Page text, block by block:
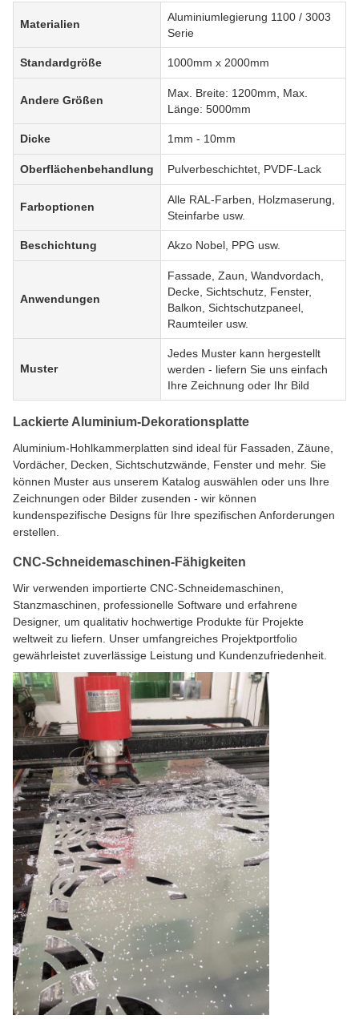
Materialien
Aluminiumlegierung 1100 / 3003
Serie
Standardgröße 1000mm x 2000mm
Andere Größen
Max. Breite: 1200mm, Max.
Länge: 5000mm
Dicke 1mm - 10mm
Oberflächenbehandlung Pulverbeschichtet, PVDF-Lack
Farboptionen
Alle RAL-Farben, Holzmaserung,
Steinfarbe usw.
Beschichtung Akzo Nobel, PPG usw.
Anwendungen
Fassade, Zaun, Wandvordach,
Decke, Sichtschutz, Fenster,
Balkon, Sichtschutzpaneel,
Raumteiler usw.
Muster
Jedes Muster kann hergestellt
werden - liefern Sie uns einfach
Ihre Zeichnung oder Ihr Bild
Lackierte Aluminium-Dekorationsplatte
Aluminium-Hohlkammerplatten sind ideal für Fassaden, Zäune,
Vordächer, Decken, Sichtschutzwände, Fenster und mehr. Sie
können Muster aus unserem Katalog auswählen oder uns Ihre
Zeichnungen oder Bilder zusenden - wir können
kundenspezifische Designs für Ihre spezifischen Anforderungen
erstellen.
CNC-Schneidemaschinen-Fähigkeiten
Wir verwenden importierte CNC-Schneidemaschinen,
Stanzmaschinen, professionelle Software und erfahrene
Designer, um qualitativ hochwertige Produkte für Projekte
weltweit zu liefern. Unser umfangreiches Projektportfolio
gewährleistet zuverlässige Leistung und Kundenzufriedenheit.